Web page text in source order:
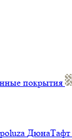
покрытия
ДюнаТафт